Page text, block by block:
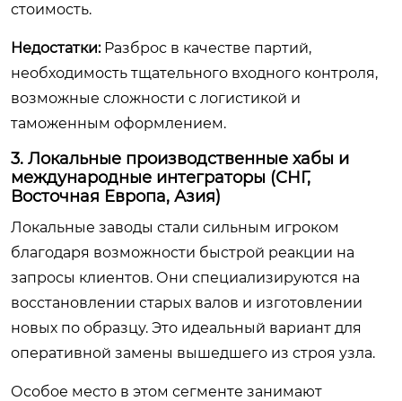
стоимость.
Недостатки:Разброс в качестве партий,
необходимость тщательного входного контроля,
возможные сложности с логистикой и
таможенным оформлением.
3. Локальные производственные хабы и
международные интеграторы (СНГ,
Восточная Европа, Азия)
Локальные заводы стали сильным игроком
благодаря возможности быстрой реакции на
запросы клиентов. Они специализируются на
восстановлении старых валов и изготовлении
новых по образцу. Это идеальный вариант для
оперативной замены вышедшего из строя узла.
Особое место в этом сегменте занимают